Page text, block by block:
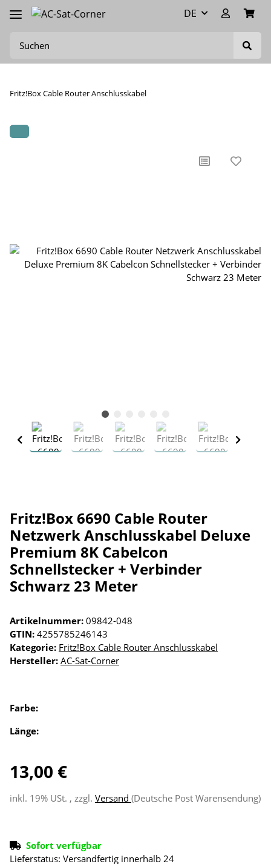
DE
Fritz!Box Cable Router Anschlusskabel
Fritz!Box 6690 Cable Router
Netzwerk Anschlusskabel Deluxe
Premium 8K Cabelcon
Schnellstecker + Verbinder
Schwarz 23 Meter
Artikelnummer: 09842-048
GTIN: 4255785246143
Kategorie: Fritz!Box Cable Router Anschlusskabel
Hersteller: AC-Sat-Corner
Farbe:
Länge:
13,00 €
inkl. 19% USt. , zzgl. Versand (Deutsche Post Warensendung)
Sofort verfügbar
Lieferstatus: Versandfertig innerhalb 24